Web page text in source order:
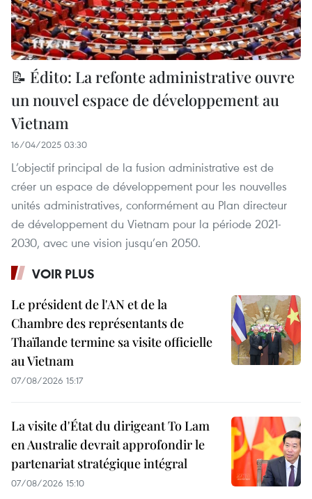
📝 Édito: La refonte administrative ouvre
un nouvel espace de développement au
Vietnam
16/04/2025 03:30
L’objectif principal de la fusion administrative est de
créer un espace de développement pour les nouvelles
unités administratives, conformément au Plan directeur
de développement du Vietnam pour la période 2021-
2030, avec une vision jusqu’en 2050.
VOIR PLUS
Le président de l'AN et de la
Chambre des représentants de
Thaïlande termine sa visite officielle
au Vietnam
07/08/2026 15:17
La visite d'État du dirigeant To Lam
en Australie devrait approfondir le
partenariat stratégique intégral
07/08/2026 15:10